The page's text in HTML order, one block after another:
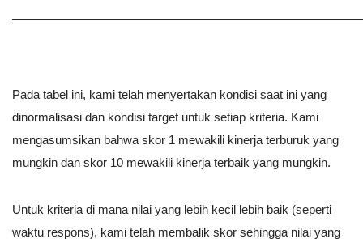
Pada tabel ini, kami telah menyertakan kondisi saat ini yang
dinormalisasi dan kondisi target untuk setiap kriteria. Kami
mengasumsikan bahwa skor 1 mewakili kinerja terburuk yang
mungkin dan skor 10 mewakili kinerja terbaik yang mungkin.
Untuk kriteria di mana nilai yang lebih kecil lebih baik (seperti
waktu respons), kami telah membalik skor sehingga nilai yang